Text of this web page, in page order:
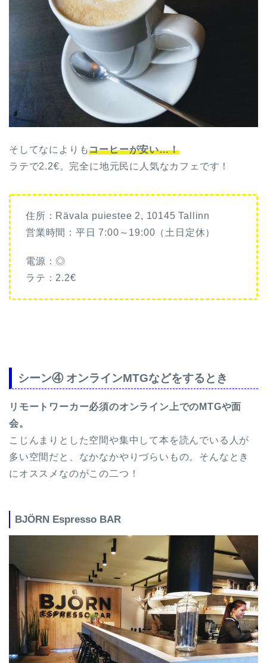
そしてなによりもコーヒーが安い…！
ラテで2.2€。完全に地元民に人気なカフェです！
住所：Rävala puiestee 2, 10145 Tallinn
営業時間：平日 7:00～19:00（土日定休）
電源：◎
ラテ：2.2€
シーン④ オンラインMTGなどをするとき
リモートワーカー必須のオンライン上でのMTGや面
会。
こじんまりとした空間や集中して本を読んでいる人が
多い空間だと、なかなかやりづらいもの。そんなとき
にオススメなのがこの二つ！
BJÖRN Espresso BAR